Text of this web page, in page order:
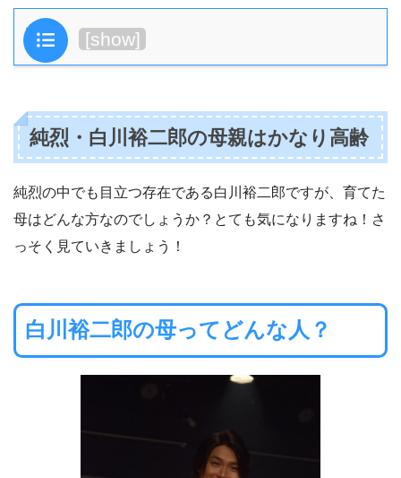
目次 [show]
純烈・白川裕二郎の母親はかなり高齢
純烈の中でも目立つ存在である白川裕二郎ですが、育てた
母はどんな方なのでしょうか？とても気になりますね！さ
っそく見ていきましょう！
白川裕二郎の母ってどんな人？